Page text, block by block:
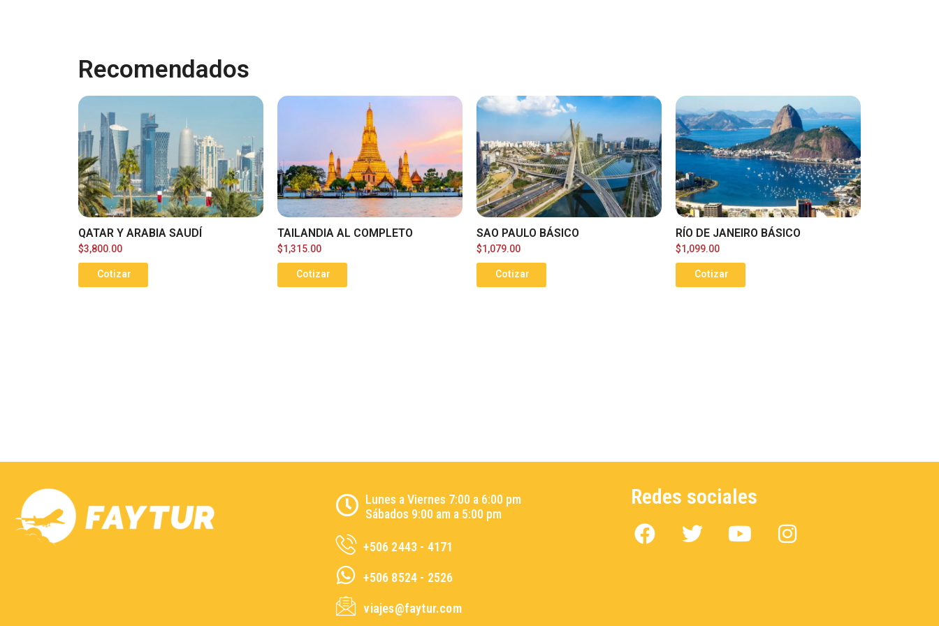
Recomendados
QATAR Y ARABIA SAUDÍ
$3,800.00
Cotizar
TAILANDIA AL COMPLETO
$1,315.00
Cotizar
SAO PAULO BÁSICO
$1,079.00
Cotizar
RÍO DE JANEIRO BÁSICO
$1,099.00
Cotizar
Lunes a Viernes 7:00 a 6:00 pm
Sábados 9:00 am a 5:00 pm
+506 2443 - 4171
+506 8524 - 2526
viajes@faytur.com
Redes sociales